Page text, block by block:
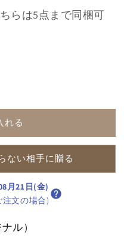
らは5点まで同梱可
れる
ない相手に贈る
月21日(金)
注文の場合)
ル）